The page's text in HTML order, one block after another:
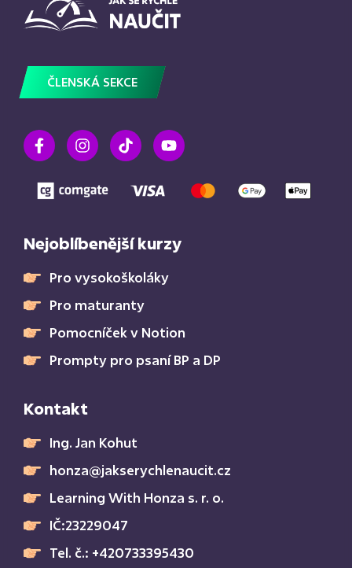
ČLENSKÁ SEKCE
Nejoblíbenější kurzy
Pro vysokoškoláky
Pro maturanty
Pomocníček v Notion
Prompty pro psaní BP a DP
Kontakt
Ing. Jan Kohut
honza@jakserychlenaucit.cz
Learning With Honza s. r. o.
IČ:23229047
Tel. č.: +420733395430